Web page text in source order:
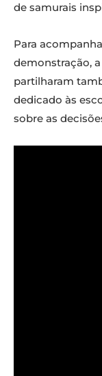
de samurais
Para
demonstração,
partilharam
dedicado às
sobre as